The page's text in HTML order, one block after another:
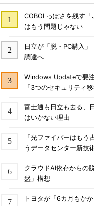
COBOLっぽさを残す
はもう問題じゃない
日立が「脱・PC購入
調達へ
Windows Updateで要
「3つのセキュリティ移
富士通も日立も去る、
はいかない理由
「光ファイバーはも
うデータセンター新技
クラウドAI依存からの
盤」構想
トヨタが「6カ月もか